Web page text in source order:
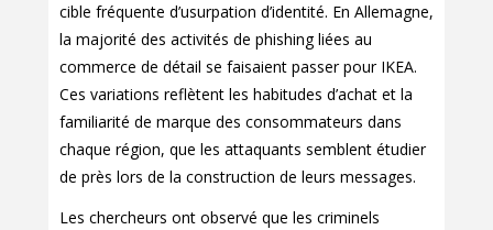
cible fréquente d’usurpation d’identité. En Allemagne,
la majorité des activités de phishing liées au
commerce de détail se faisaient passer pour IKEA.
Ces variations reflètent les habitudes d’achat et la
familiarité de marque des consommateurs dans
chaque région, que les attaquants semblent étudier
de près lors de la construction de leurs messages.
Les chercheurs ont observé que les criminels